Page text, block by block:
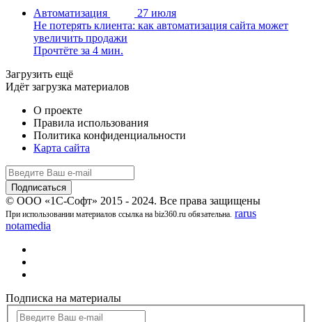
Автоматизация
27 июля
Не потерять клиента: как автоматизация сайта может
увеличить продажи
Прочтёте за 4 мин.
Загрузить ещё
Идёт загрузка материалов
О проекте
Правила использования
Политика конфиденциальности
Карта сайта
© ООО «1С-Софт» 2015 - 2024. Все права защищены
При использовании материалов ссылка на biz360.ru обязательна. rarus
notamedia
Подписка на материалы